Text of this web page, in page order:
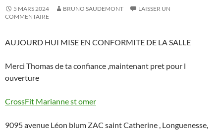
5 MARS 2024 BRUNO SAUDEMONT
LAISSER UN
COMMENTAIRE
AUJOURD HUI MISE EN CONFORMITE DE LA SALLE
Merci Thomas de ta confiance ,maintenant pret pour l
ouverture
CrossFit Marianne st omer
9095 avenue Léon blum ZAC saint Catherine , Longuenesse,